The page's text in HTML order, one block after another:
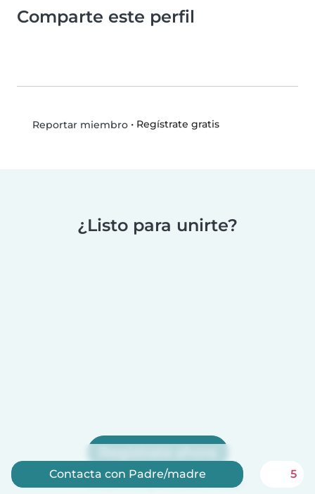
Comparte este perfil
Reportar miembro• Regístrate gratis
¿Listo para unirte?
Babysits es gratis para niñeras!
Contacta con Padre/madre 5